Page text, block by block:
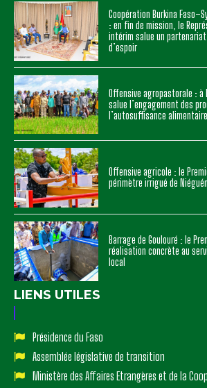
Coopération Burkina
: en fin de mission, le
intérim salue un
d’espoir
Offensive agropastorale : à
salue l’engagement des
l’autosuffisance alimentaire
Offensive agricole : le
périmètre irrigué de
Barrage de Goulouré : le
réalisation concrète au
local
LIENS UTILES
Présidence du Faso
Assemblée législative de transition
Ministère des Affaires Etrangères et de la